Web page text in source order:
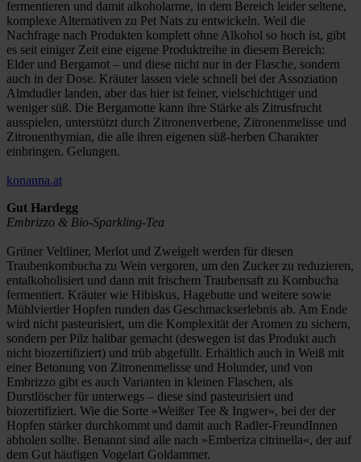
fermentieren und damit alkoholarme, in dem Bereich leider seltene,
komplexe Alternativen zu Pet Nats zu entwickeln. Weil die
Nachfrage nach Produkten komplett ohne Alkohol so hoch ist, gibt
es seit einiger Zeit eine eigene Produktreihe in diesem Bereich:
Elder und Bergamot – und diese nicht nur in der Flasche, sondern
auch in der Dose. Kräuter lassen viele schnell bei der Assoziation
Almdudler landen, aber das hier ist feiner, vielschichtiger und
weniger süß. Die Bergamotte kann ihre Stärke als Zitrusfrucht
ausspielen, unterstützt durch Zitronenverbene, Zitronenmelisse und
Zitronenthymian, die alle ihren eigenen süß-herben Charakter
einbringen. Gelungen.
konanna.at
Gut Hardegg
Embrizzo & Bio-Sparkling-Tea
Grüner Veltliner, Merlot und Zweigelt werden für diesen
Traubenkombucha zu Wein vergoren, um den Zucker zu reduzieren,
entalkoholisiert und dann mit frischem Traubensaft zu Kombucha
fermentiert. Kräuter wie Hibiskus, Hagebutte und weitere sowie
Mühlviertler Hopfen runden das Geschmackserlebnis ab. Am Ende
wird nicht pasteurisiert, um die Komplexität der Aromen zu sichern,
sondern per Pilz haltbar gemacht (deswegen ist das Produkt auch
nicht biozertifiziert) und trüb abgefüllt. Erhältlich auch in Weiß mit
einer Betonung von Zitronenmelisse und Holunder, und von
Embrizzo gibt es auch Varianten in kleinen Flaschen, als
Durstlöscher für unterwegs – diese sind pasteurisiert und
biozertifiziert. Wie die Sorte »Weißer Tee & Ingwer«, bei der der
Hopfen stärker durchkommt und damit auch Radler-FreundInnen
abholen sollte. Benannt sind alle nach »Emberiza citrinella«, der auf
dem Gut häufigen Vogelart Goldammer.